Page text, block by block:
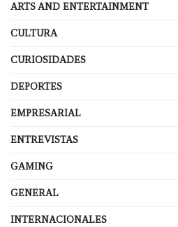
ARTS AND ENTERTAINMENT
CULTURA
CURIOSIDADES
DEPORTES
EMPRESARIAL
ENTREVISTAS
GAMING
GENERAL
INTERNACIONALES